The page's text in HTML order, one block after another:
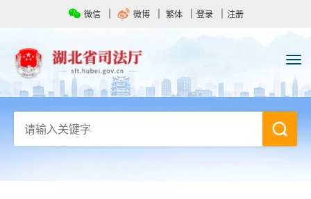
微信 微博 繁体 登录 注册